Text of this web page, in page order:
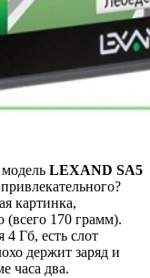
LEXAND SA5
картинка,
(всего 170 грамм).
Гб, есть слот
держит заряд и
часа два.